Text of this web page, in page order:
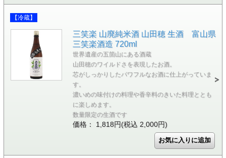
【冷蔵】
三笑楽 山廃純米酒 山田穂 生酒 富山県
三笑楽酒造 720ml
世界遺産の五箇山にある酒蔵
山田穂のワイルドさを表現したお酒。
芯がしっかりしたパワフルなお酒に仕上がっていま
す。
濃いめの味付けの料理や香辛料のきいた料理ととも
に楽しめます。
数量限定の生酒です
価格： 1,818円(税込 2,000円)